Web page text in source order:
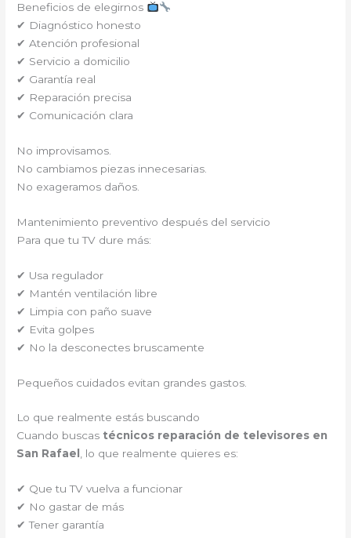
Beneficios de elegirnos
✔ Diagnóstico honesto
✔ Atención profesional
✔ Servicio a domicilio
✔ Garantía real
✔ Reparación precisa
✔ Comunicación clara
No improvisamos.
No cambiamos piezas innecesarias.
No exageramos daños.
Mantenimiento preventivo después del servicio
Para que tu TV dure más:
✔ Usa regulador
✔ Mantén ventilación libre
✔ Limpia con paño suave
✔ Evita golpes
✔ No la desconectes bruscamente
Pequeños cuidados evitan grandes gastos.
Lo que realmente estás buscando
Cuando buscas técnicos reparación de televisores en
San Rafael , lo que realmente quieres es:
✔ Que tu TV vuelva a funcionar
✔ No gastar de más
✔ Tener garantía